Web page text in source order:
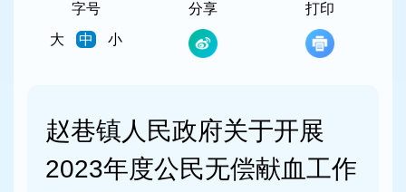
字号
大
中 小
分享 打印
赵巷镇人民政府关于开展
2023年度公民无偿献血工作